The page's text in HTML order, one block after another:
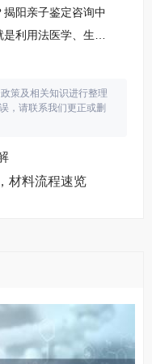
阳亲子鉴定咨询中
利用法医学、生物
鉴定的主要组成部
定咨询中心地址：
心咨询范围：个人
策及相关知识进行整理
，请联系我们更正或删
材料流程速览